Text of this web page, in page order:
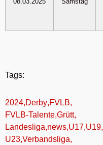
08.03.2025 Samstag
Tags:
2024,Derby,FVLB,
FVLB-Talente,Grütt,
Landesliga,news,U17,U19,
U23,Verbandsliga,